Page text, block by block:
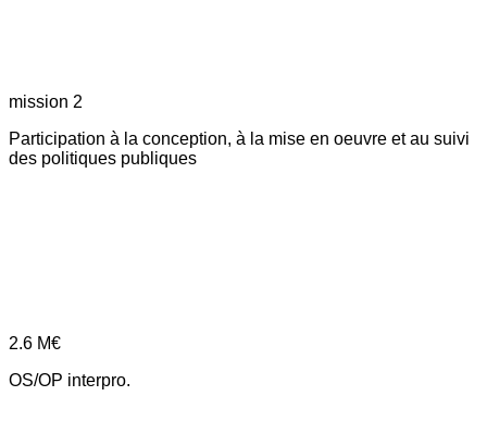
mission 2
Participation à la conception, à la mise en oeuvre et au suivi
des politiques publiques
2.6 M€
OS/OP interpro.